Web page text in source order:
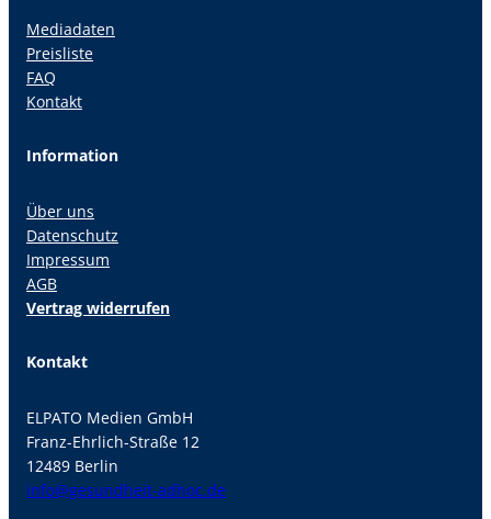
Mediadaten
Preisliste
FAQ
Kontakt
Information
Über uns
Datenschutz
Impressum
AGB
Vertrag widerrufen
Kontakt
ELPATO Medien GmbH
Franz-Ehrlich-Straße 12
12489 Berlin
info@gesundheit-adhoc.de